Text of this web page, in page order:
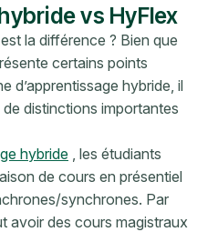
vs HyFlex
la différence ? Bien que
certains points
d’apprentissage hybride, il
distinctions importantes
hybride , les étudiants
de cours en présentiel
synchrones. Par
avoir des cours magistraux